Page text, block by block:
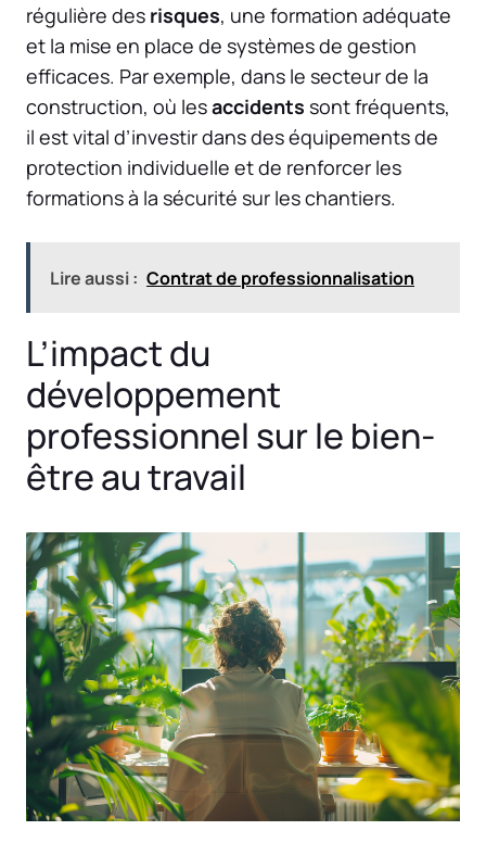
régulière des risques, une formation adéquate
et la mise en place de systèmes de gestion
efficaces. Par exemple, dans le secteur de la
construction, où lesaccidents sont fréquents,
il est vital d’investir dans des équipements de
protection individuelle et de renforcer les
formations à la sécurité sur les chantiers.
Lire aussi : Contrat de professionnalisation
L’impact du
développement
professionnel sur le bien-
être au travail